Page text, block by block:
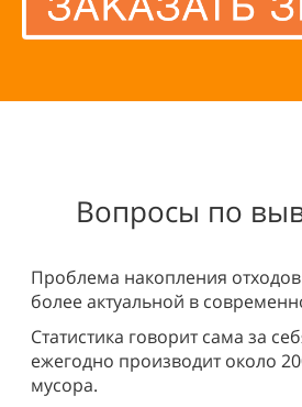
Вопросы по
Проблема накопления отходов
более актуальной в
Статистика говорит сама за
ежегодно производит около
мусора.